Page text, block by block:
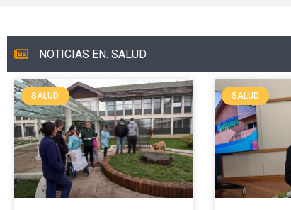
NOTICIAS EN: SALUD
SALUD SALUD